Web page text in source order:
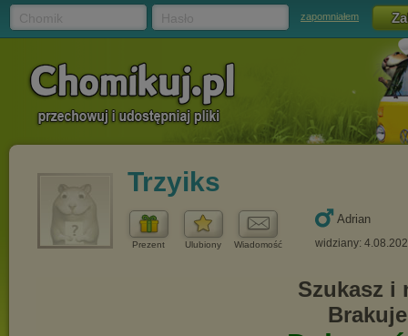
zapomniałem
Trzyiks
Prezent Ulubiony Wiadomość
Adrian
widziany: